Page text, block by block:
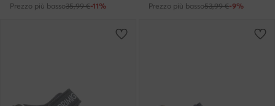
Prezzo più basso35,99 €-11%
Prezzo più basso53,99 €-9%